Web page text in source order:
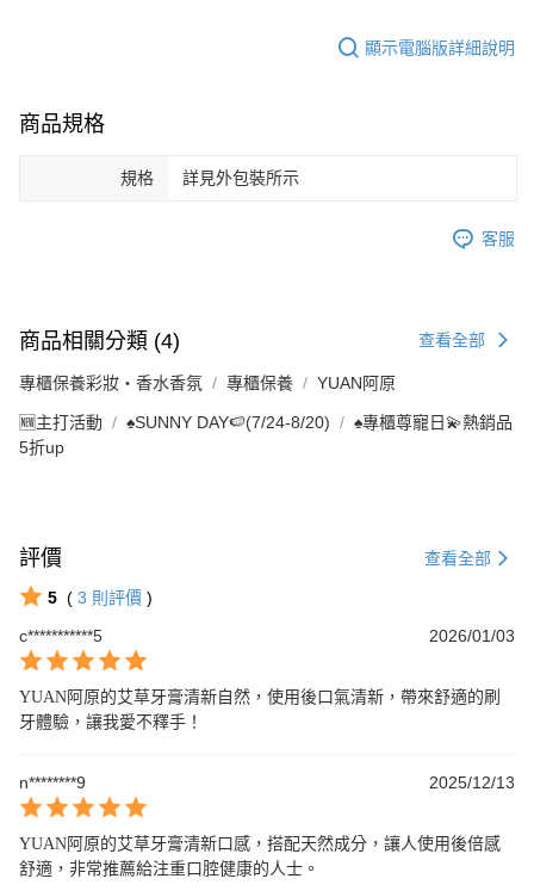
顯示電腦版詳細說明
商品規格
規格 詳見外包裝所示
客服
商品相關分類 (4) 查看全部
專櫃保養彩妝・香水香氛 專櫃保養 YUAN阿原
🆕主打活動 ♠︎SUNNY DAY🍉(7/24-8/20)
♠︎專櫃尊寵日💫熱銷品
5折up
評價 查看全部
5 ( 3 則評價 )
c***********5
2026/01/03
YUAN阿原的艾草牙膏清新自然，使用後口氣清新，帶來舒適的刷
牙體驗，讓我愛不釋手！
n********9 2025/12/13
YUAN阿原的艾草牙膏清新口感，搭配天然成分，讓人使用後倍感
舒適，非常推薦給注重口腔健康的人士。